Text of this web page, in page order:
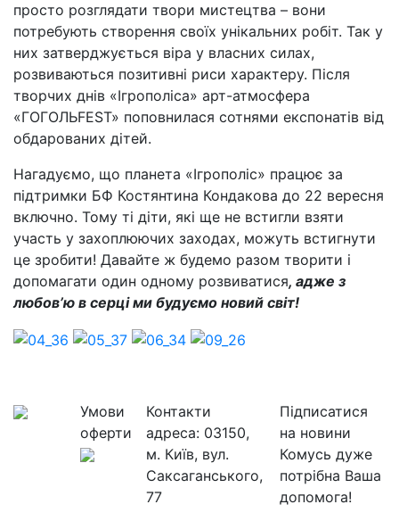
просто розглядати твори мистецтва – вони
потребують створення своїх унікальних робіт. Так у
них затверджується віра у власних силах,
розвиваються позитивні риси характеру. Після
творчих днів «Ігрополіса» арт-атмосфера
«ГОГОЛЬFEST» поповнилася сотнями експонатів від
обдарованих дітей.
Нагадуємо, що планета «Ігрополіс» працює за
підтримки БФ Костянтина Кондакова до 22 вересня
включно. Тому ті діти, які ще не встигли взяти
участь у захоплюючих заходах, можуть встигнути
це зробити! Давайте ж будемо разом творити і
допомагати один одному розвиватися, адже з
любов’ю в серці ми будуємо новий світ!
Умови
оферти
Контакти
адреса: 03150,
м. Київ, вул.
Саксаганського,
77
Підписатися
на новини
Комусь дуже
потрібна Ваша
допомога!